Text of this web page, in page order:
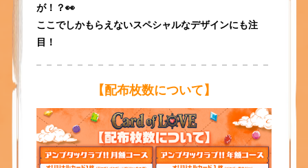
が！？👀
ここでしかもらえないスペシャルなデザインにも注
目！
【配布枚数について】